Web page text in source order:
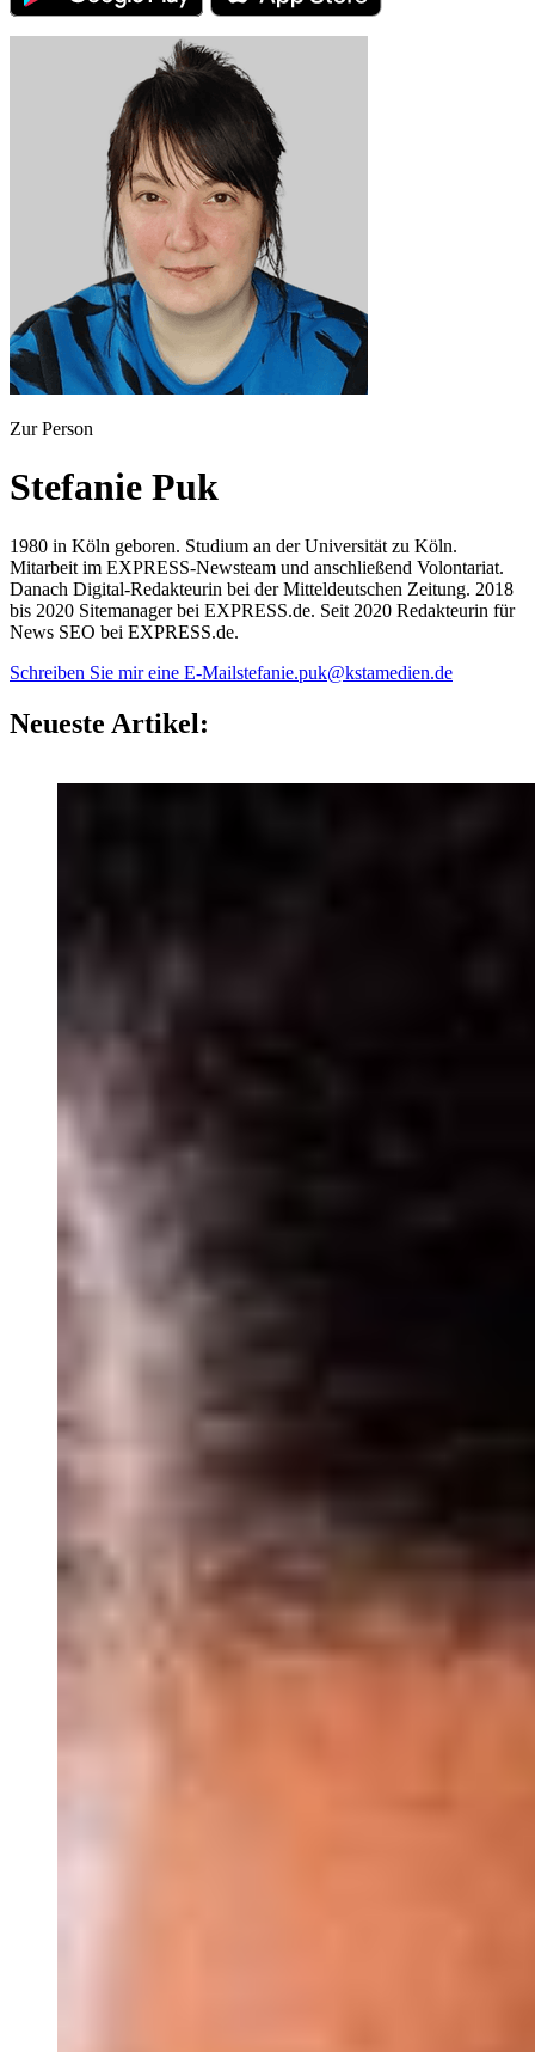
Zur Person
Stefanie Puk
1980 in Köln geboren. Studium an der Universität zu Köln.
Mitarbeit im EXPRESS-Newsteam und anschließend Volontariat.
Danach Digital-Redakteurin bei der Mitteldeutschen Zeitung. 2018
bis 2020 Sitemanager bei EXPRESS.de. Seit 2020 Redakteurin für
News SEO bei EXPRESS.de.
Schreiben Sie mir eine E-Mailstefanie.puk@kstamedien.de
Neueste Artikel: